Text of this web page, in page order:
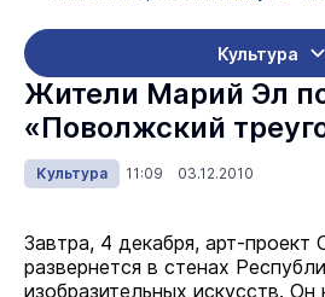
Культура
Жители Марий Эл
«Поволжский
Культура 11:09 03.12.2010
Завтра, 4 декабря, арт-проект
развернется в стенах
изобразительных искусств.